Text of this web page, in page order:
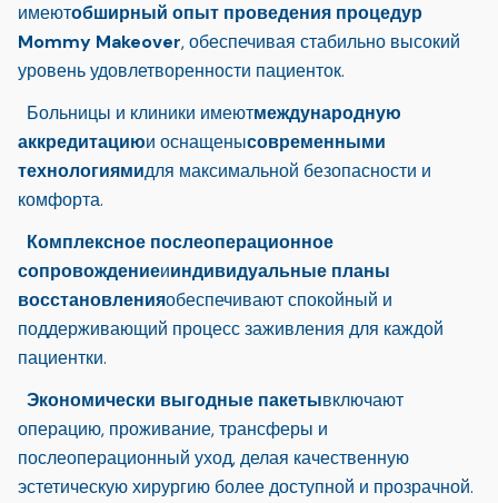
имеютобширный опыт проведения процедур
Mommy Makeover, обеспечивая стабильно высокий
уровень удовлетворенности пациенток.
Больницы и клиники имеютмеждународную
аккредитациюи оснащенысовременными
технологиямидля максимальной безопасности и
комфорта.
Комплексное послеоперационное
сопровождениеииндивидуальные планы
восстановленияобеспечивают спокойный и
поддерживающий процесс заживления для каждой
пациентки.
Экономически выгодные пакетывключают
операцию, проживание, трансферы и
послеоперационный уход, делая качественную
эстетическую хирургию более доступной и прозрачной.